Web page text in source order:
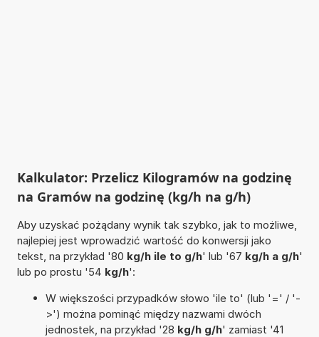
Kalkulator: Przelicz Kilogramów na godzinę
na Gramów na godzinę (kg/h na g/h)
Aby uzyskać pożądany wynik tak szybko, jak to możliwe,
najlepiej jest wprowadzić wartość do konwersji jako
tekst, na przykład '80 kg/h ile to g/h' lub '67 kg/h a g/h'
lub po prostu '54 kg/h':
W większości przypadków słowo 'ile to' (lub '=' / '-
>') można pominąć między nazwami dwóch
jednostek, na przykład '28 kg/h g/h' zamiast '41